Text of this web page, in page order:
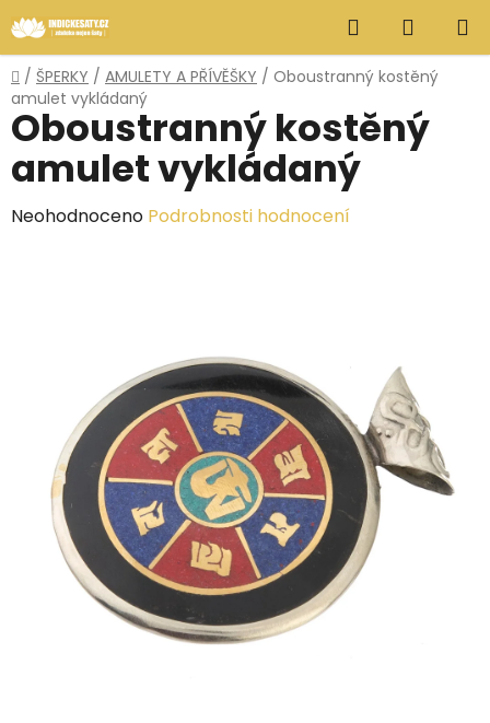
na
obsah
Hledat
KOŠÍK
Domů
/ ŠPERKY / AMULETY A PŘÍVĚŠKY / Oboustranný kostěný
amulet vykládaný
Oboustranný kostěný
amulet vykládaný
Průměrné
hvězdiček.
Neohodnoceno Podrobnosti hodnocení